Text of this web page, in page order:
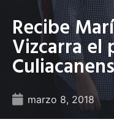
Recibe
Vizcarra el
marzo 8, 2018